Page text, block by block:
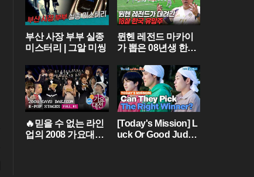
부산 사장 부부 실종
미스터리 | 그알 미씽
뮌헨 레전드 마카이
가 뽑은 08년생 한국
뮌헨에 한국인 선수
가 4명이라니...
🔥믿을 수 없는 라인
업의 2008 가요대전
[Today's Mission] L
uck Or Good Judg